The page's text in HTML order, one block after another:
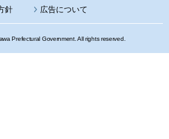
針 広告について
Prefectural Government. All rights reserved.